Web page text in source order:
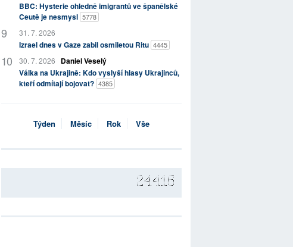
BBC: Hysterie ohledně imigrantů ve španělské
Ceutě je nesmysl 5778
31. 7. 2026
Izrael dnes v Gaze zabil osmiletou Ritu 4445
30. 7. 2026
Daniel Veselý
Válka na Ukrajině: Kdo vyslyší hlasy Ukrajinců,
kteří odmítají bojovat? 4385
Týden Měsíc Rok Vše
24416